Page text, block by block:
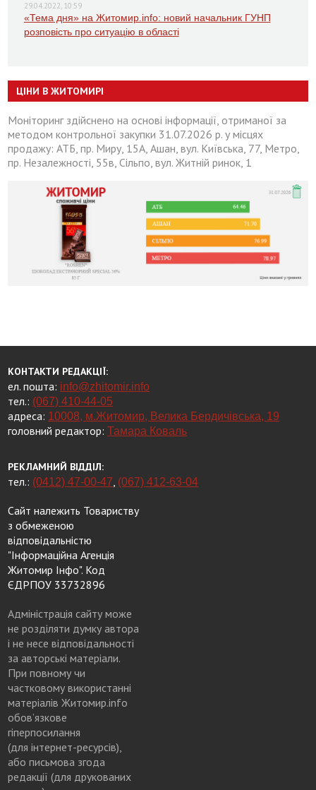
29.04.2022, 10:59
«Тема дня» на Житомир.info: новий начальник ГУНП
розповість про ситуацію в області
ЦІНИ В ЖИТОМИРІ
Моніторинг здійснено на основі інформації, отриманої за
методом контрольної закупки 31.07.2026 р. у місцях
продажу: АТБ, пр. Миру, 15А, Ашан, вул. Київська, 77, Метро,
пр. Незалежності, 55в, Сільпо, вул. Житній ринок, 1
КОНТАКТИ РЕДАКЦІЇ:
ел. пошта: info@zhitomir.info
тел.: (067) 410-44-05
адреса: 10008, м.Житомир, Велика Бердичівська, 19
головний редактор:Тамара Коваль
РЕКЛАМНИЙ ВІДДІЛ:
тел.: (0412) 47-00-47 (067) 412-63-04
Сайт належить Товариству
з обмеженою
відповідальністю
"Інформаційна Агенція
Житомир Інфо". Код
ЄДРПОУ 33732896
Адміністрація сайту може
не розділяти думку автора
і не несе відповідальності
за авторські матеріали.
При повному чи
частковому використанні
матеріалів Житомир.info
обов’язкове
гіперпосилання
(для інтернет-ресурсів),
або письмова згода
редакції (для друкованих